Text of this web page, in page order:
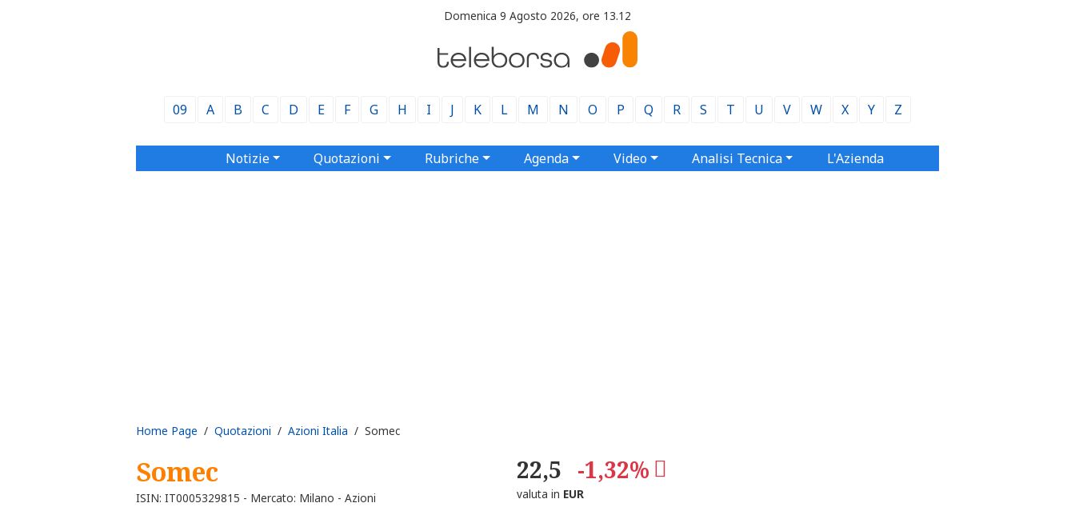
Domenica 9 Agosto 2026, ore 13.12
09 A B C D E F G H I J K L M N O P Q R S T U V W X Y Z
Notizie Quotazioni Rubriche Agenda Video Analisi Tecnica L'Azienda
Home Page / Quotazioni / Azioni Italia / Somec
Somec
ISIN: IT0005329815 - Mercato: Milano - Azioni
22,5 -1,32%
valuta in EUR